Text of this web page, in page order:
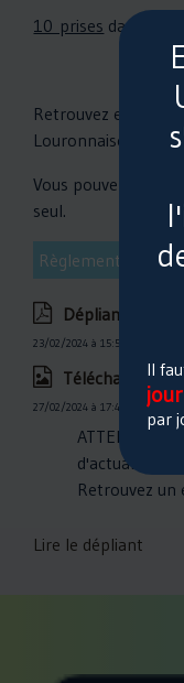
10 prises dans les
Retrouvez et
Louronnaise
Vous pouvez aussi
seul.
Règlement interne
Dépliant La
23/02/2024 à 15:59
Télécharger
27/02/2024 à 17:43
ATTENTION
Retrouvez
Lire le dépliant
Il
jour
par